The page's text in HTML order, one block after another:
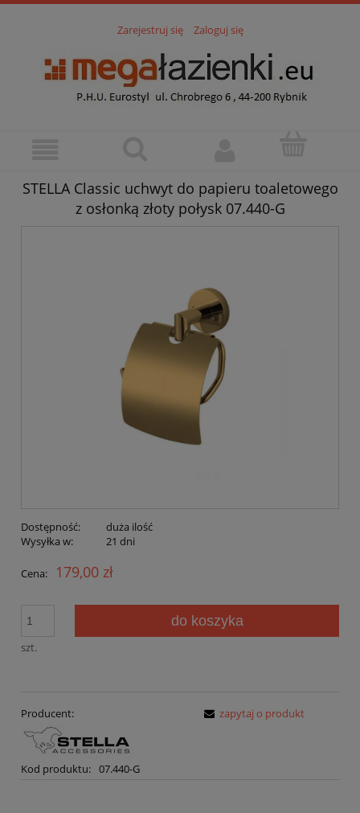
Zarejestruj się Zaloguj się
STELLA Classic uchwyt do papieru toaletowego
z osłonką złoty połysk 07.440-G
Dostępność:
duża ilość
Wysyłka w:
21 dni
Cena: 179,00 zł
szt.
do koszyka
Producent:
Kod produktu: 07.440-G
zapytaj o produkt